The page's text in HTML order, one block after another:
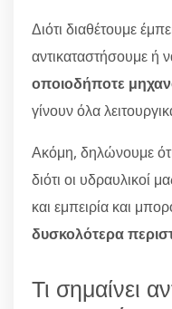
Διότι διαθέτουμε
αντικαταστήσουμε ή
οποιοδήποτε
γίνουν όλα
Ακόμη, δηλώνουμε
διότι οι υδραυλικοί
και εμπειρία και
δυσκολότερα
Τι σημαίνει